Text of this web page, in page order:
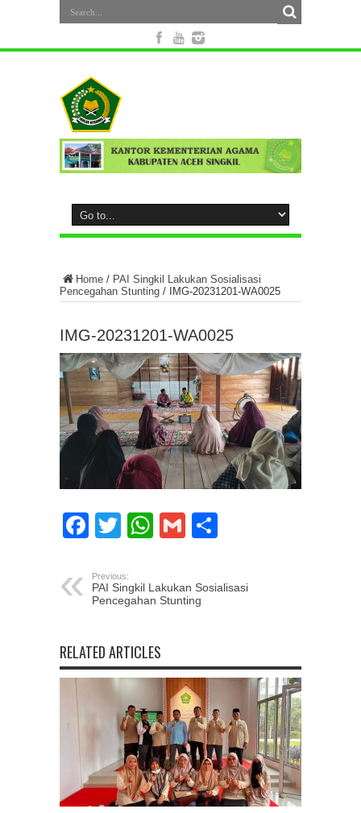
Home / PAI Singkil Lakukan Sosialisasi
Pencegahan Stunting / IMG-20231201-WA0025
IMG-20231201-WA0025
Facebook
TwitterWhatsApp
Gmail
Previous:
PAI Singkil Lakukan Sosialisasi
Pencegahan Stunting
RELATED ARTICLES